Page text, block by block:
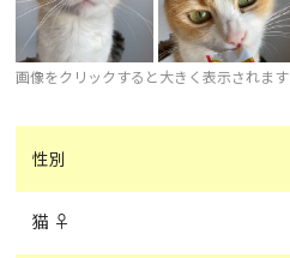
画像をクリックすると大きく表示されます
性別
猫 ♀